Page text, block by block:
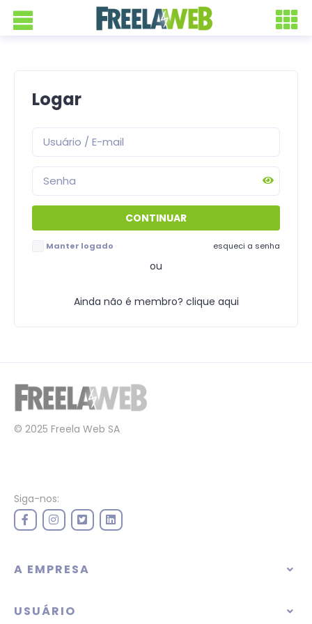
Logar
Manter logado esqueci a senha
ou
Ainda não é membro? clique aqui
© 2025 Freela Web SA
Siga-nos:
A EMPRESA
USUÁRIO